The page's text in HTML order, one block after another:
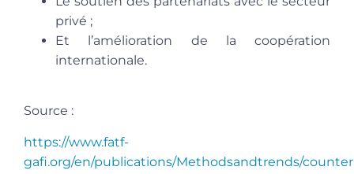
privé ;
Et l’amélioration de la coopération
internationale.
Source :
https://www.fatf-
gafi.org/en/publications/Methodsandtrends/